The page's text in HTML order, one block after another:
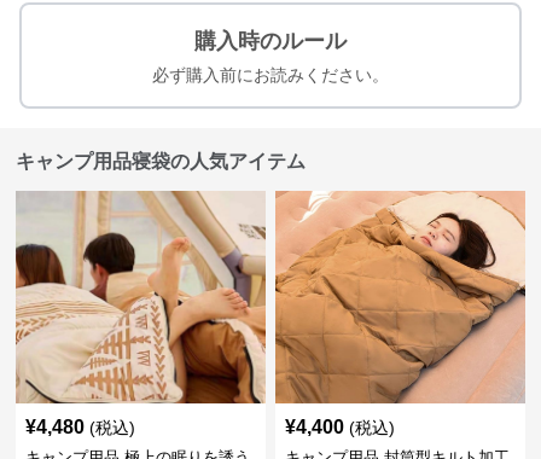
購入時のルール
必ず購入前にお読みください。
キャンプ用品寝袋の人気アイテム
¥4,480 (税込) ¥4,400 (税込)